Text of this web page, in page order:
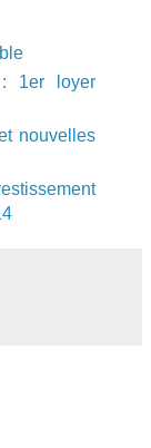
: 1er loyer
nouvelles